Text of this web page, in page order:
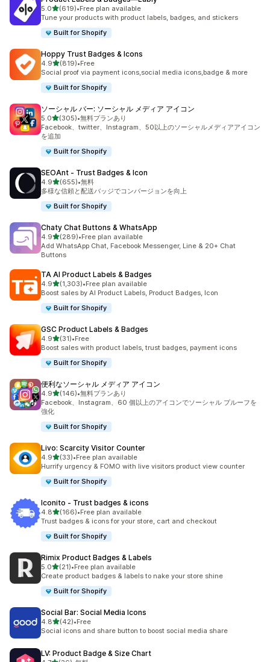
5.05つ星中
(619)
合計レビュー数：619件
•Free plan available
Tune your products with product labels, badges, and stickers
Built for Shopify
Hoppy Trust Badges & Icons
4.95つ星中
(819)
合計レビュー数：819件
•Free
Social proof via payment icons,social media icons,badge & more
Built for Shopify
ソーシャル バー: ソーシャル メディア アイコン
5.05つ星中
(305)
合計レビュー数：305件
•無料プランあり
Facebook、twitter、Instagram、50以上のソーシャルメディアアイコン
を追加
Built for Shopify
SEOAnt ‑ Trust Badges & Icon
4.95つ星中
(655)
合計レビュー数：655件
•無料
多様な信頼と配送バッジでコンバージョンを向上
Built for Shopify
Chaty Chat Buttons & WhatsApp
4.95つ星中
(289)
合計レビュー数：289件
•Free plan available
Add WhatsApp Chat, Facebook Messenger, Line & 20+ Chat
Buttons
TA AI Product Labels & Badges
4.95つ星中
(1,303)
合計レビュー数：1303件
•Free plan available
Boost sales by AI Product Labels, Product Badges, Icon
Built for Shopify
GSC Product Labels & Badges
4.95つ星中
(31)
合計レビュー数：31件
•Free
Boost sales with product labels, trust badges, payment icons
Built for Shopify
便利なソーシャル メディア アイコン
4.95つ星中
(146)
合計レビュー数：146件
•無料プランあり
Facebook、Instagram、60 個以上のアイコンでソーシャル プルーフを
強化
Built for Shopify
Livo: Scarcity Visitor Counter
4.95つ星中
(33)
合計レビュー数：33件
•Free plan available
Hurrify urgency & FOMO with live visitors product view counter
Built for Shopify
Iconito ‑ Trust badges & icons
4.85つ星中
(166)
合計レビュー数：166件
•Free plan available
Trust badges & icons for your store, cart and checkout
Built for Shopify
Rimix Product Badges & Labels
5.05つ星中
(21)
合計レビュー数：21件
•Free plan available
Create product badges & labels to nake your store shine
Built for Shopify
Social Bar: Social Media Icons
4.85つ星中
(42)
合計レビュー数：42件
•Free
Social icons and share button to boost social media share
LV: Product Badge & Size Chart